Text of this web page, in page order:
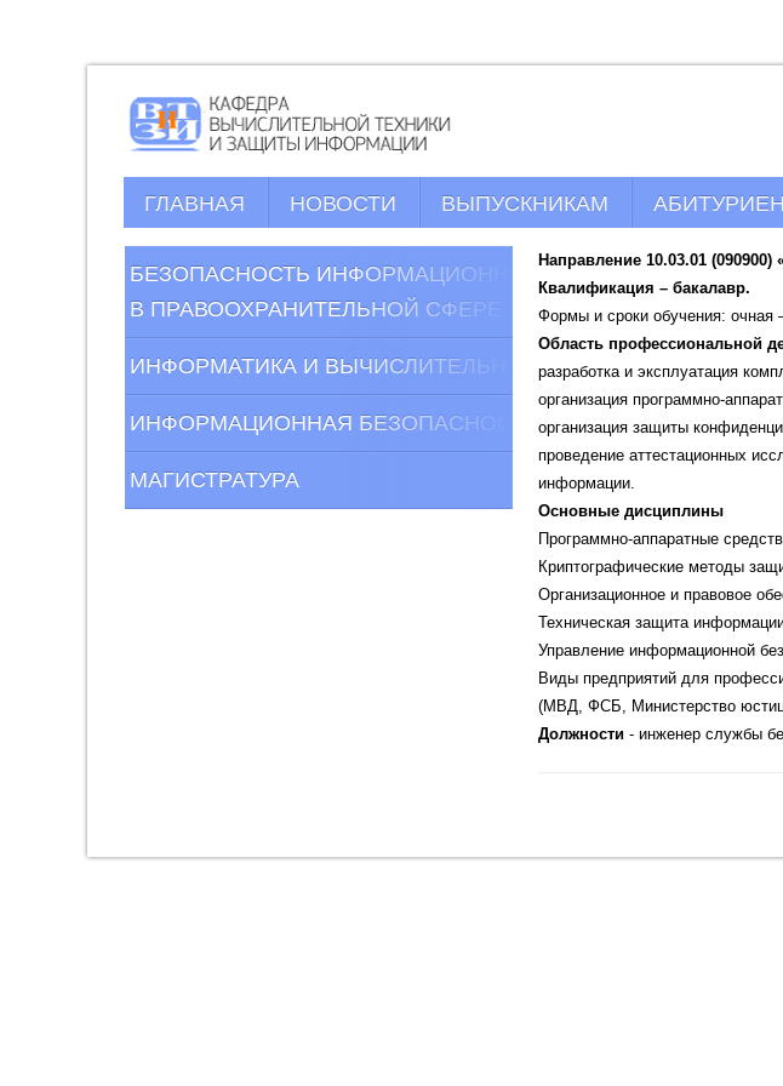
ГЛАВНАЯ НОВОСТИ ВЫПУСКНИКАМ
БЕЗОПАСНОСТЬ ИНФОРМАЦИОННЫХ ТЕХНОЛОГИЙ
В ПРАВООХРАНИТЕЛЬНОЙ СФЕРЕ
ИНФОРМАТИКА И ВЫЧИСЛИТЕЛЬНАЯ ТЕХНИКА
ИНФОРМАЦИОННАЯ БЕЗОПАСНОСТЬ
МАГИСТРАТУРА
Направление 10.03.01
Квалификация – бакалавр.
Формы и сроки обучения: очная
Область профессиональной
разработка и эксплуатация
организация программно-
организация защиты
проведение аттестационных
информации.
Основные дисциплины
Программно-аппаратные
Криптографические методы
Организационное и правовое
Техническая защита
Управление информационной
Виды предприятий для
(МВД, ФСБ, Министерство
Должности - инженер службы